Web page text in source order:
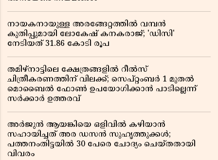
നായകനായുള്ള അരങ്ങേറ്റത്തിൽ വമ്പൻ
കുതിപ്പുമായി ലോകേഷ് കനകരാജ്; 'ഡിസി'
നേടിയത് 31.86 കോടി രൂപ
തമിഴ്‌നാട്ടിലെ ക്ഷേത്രങ്ങളിൽ റീൽസ്
ചിത്രീകരണത്തിന് വിലക്ക്; സെപ്റ്റംബർ 1 മുതൽ
മൊബൈൽ ഫോൺ ഉപയോഗിക്കാൻ പാടില്ലെന്ന്
സർക്കാർ ഉത്തരവ്
അർജുൻ ആയങ്കിയെ ഒളിവിൽ കഴിയാൻ
സഹായിച്ചത് അര ഡസൻ സുഹൃത്തുക്കൾ;
പത്തനംതിട്ടയിൽ 30 പേരെ ചോദ്യം ചെയ്തതായി
വിവരം ​​​​​​​